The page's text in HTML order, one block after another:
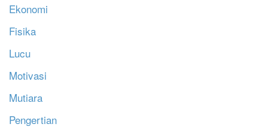
Ekonomi
Fisika
Lucu
Motivasi
Mutiara
Pengertian